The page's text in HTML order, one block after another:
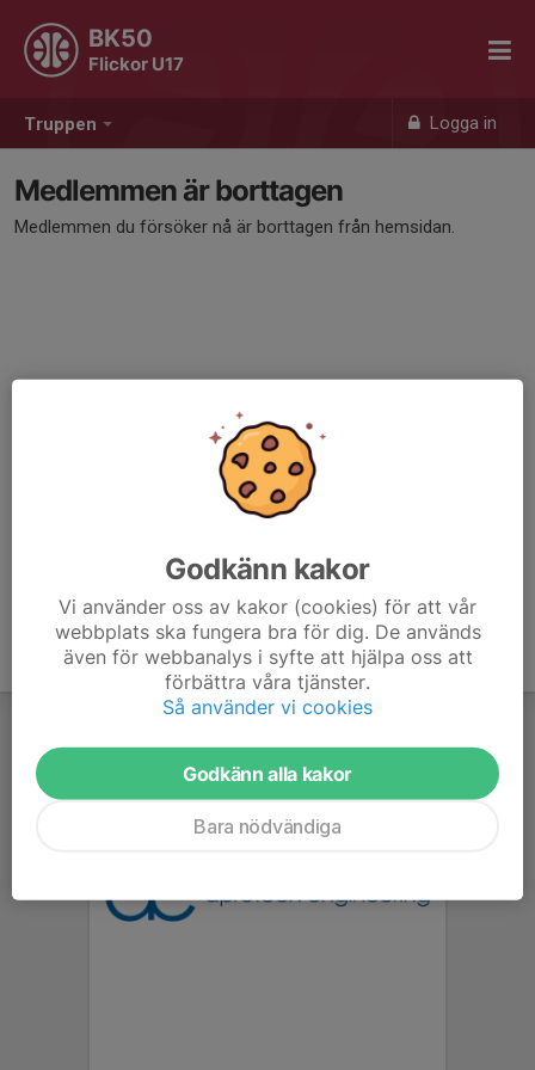
Truppen Logga in
BK50
Flickor U17
Medlemmen är borttagen
Medlemmen du försöker nå är borttagen från hemsidan.
Godkänn kakor
Vi använder oss av kakor (cookies) för att vår
webbplats ska fungera bra för dig. De används
även för webbanalys i syfte att hjälpa oss att
förbättra våra tjänster.
Så använder vi cookies
Godkänn alla kakor
Bara nödvändiga